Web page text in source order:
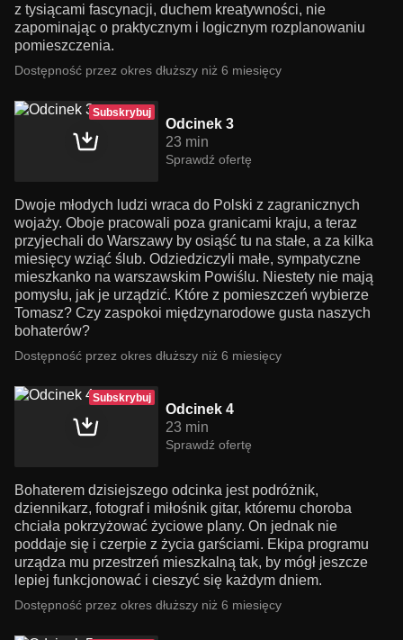
z tysiącami fascynacji, duchem kreatywności, nie
zapominając o praktycznym i logicznym rozplanowaniu
pomieszczenia.
Dostępność przez okres dłuższy niż 6 miesięcy
Subskrybuj
Odcinek 3
23 min
Sprawdź ofertę
Dwoje młodych ludzi wraca do Polski z zagranicznych
wojaży. Oboje pracowali poza granicami kraju, a teraz
przyjechali do Warszawy by osiąść tu na stałe, a za kilka
miesięcy wziąć ślub. Odziedziczyli małe, sympatyczne
mieszkanko na warszawskim Powiślu. Niestety nie mają
pomysłu, jak je urządzić. Które z pomieszczeń wybierze
Tomasz? Czy zaspokoi międzynarodowe gusta naszych
bohaterów?
Dostępność przez okres dłuższy niż 6 miesięcy
Subskrybuj
Odcinek 4
23 min
Sprawdź ofertę
Bohaterem dzisiejszego odcinka jest podróżnik,
dziennikarz, fotograf i miłośnik gitar, któremu choroba
chciała pokrzyżować życiowe plany. On jednak nie
poddaje się i czerpie z życia garściami. Ekipa programu
urządza mu przestrzeń mieszkalną tak, by mógł jeszcze
lepiej funkcjonować i cieszyć się każdym dniem.
Dostępność przez okres dłuższy niż 6 miesięcy